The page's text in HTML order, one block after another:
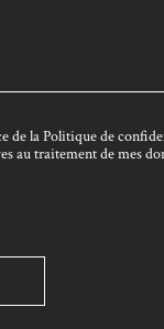
de la Politique de
au traitement de mes